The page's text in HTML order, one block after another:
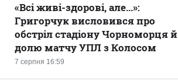
7 серпня 16:59
«Всі живі-здорові, але...»:
Григорчук висловився про
обстріл стадіону Чорноморця й
долю матчу УПЛ з Колосом